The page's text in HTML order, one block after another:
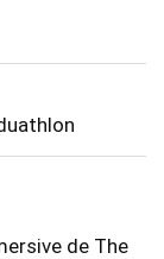
de The